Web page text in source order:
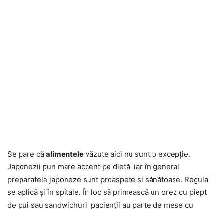
Se pare că alimentele văzute aici nu sunt o excepţie.
Japonezii pun mare accent pe dietă, iar în general
preparatele japoneze sunt proaspete şi sănătoase. Regula
se aplică şi în spitale. În loc să primească un orez cu piept
de pui sau sandwichuri, pacienţii au parte de mese cu